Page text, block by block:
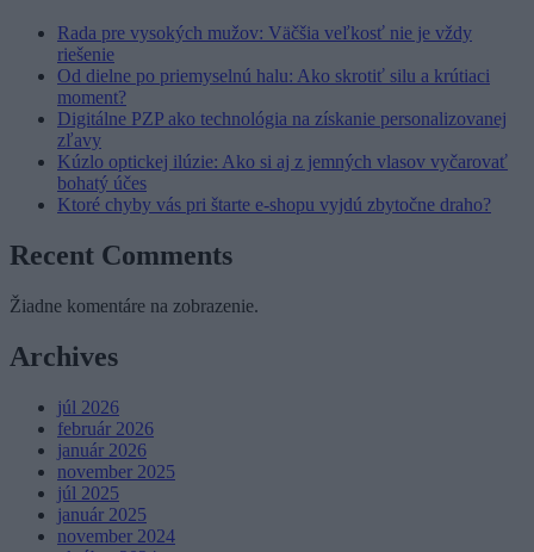
Rada pre vysokých mužov: Väčšia veľkosť nie je vždy
riešenie
Od dielne po priemyselnú halu: Ako skrotiť silu a krútiaci
moment?
Digitálne PZP ako technológia na získanie personalizovanej
zľavy
Kúzlo optickej ilúzie: Ako si aj z jemných vlasov vyčarovať
bohatý účes
Ktoré chyby vás pri štarte e-shopu vyjdú zbytočne draho?
Recent Comments
Žiadne komentáre na zobrazenie.
Archives
júl 2026
február 2026
január 2026
november 2025
júl 2025
január 2025
november 2024